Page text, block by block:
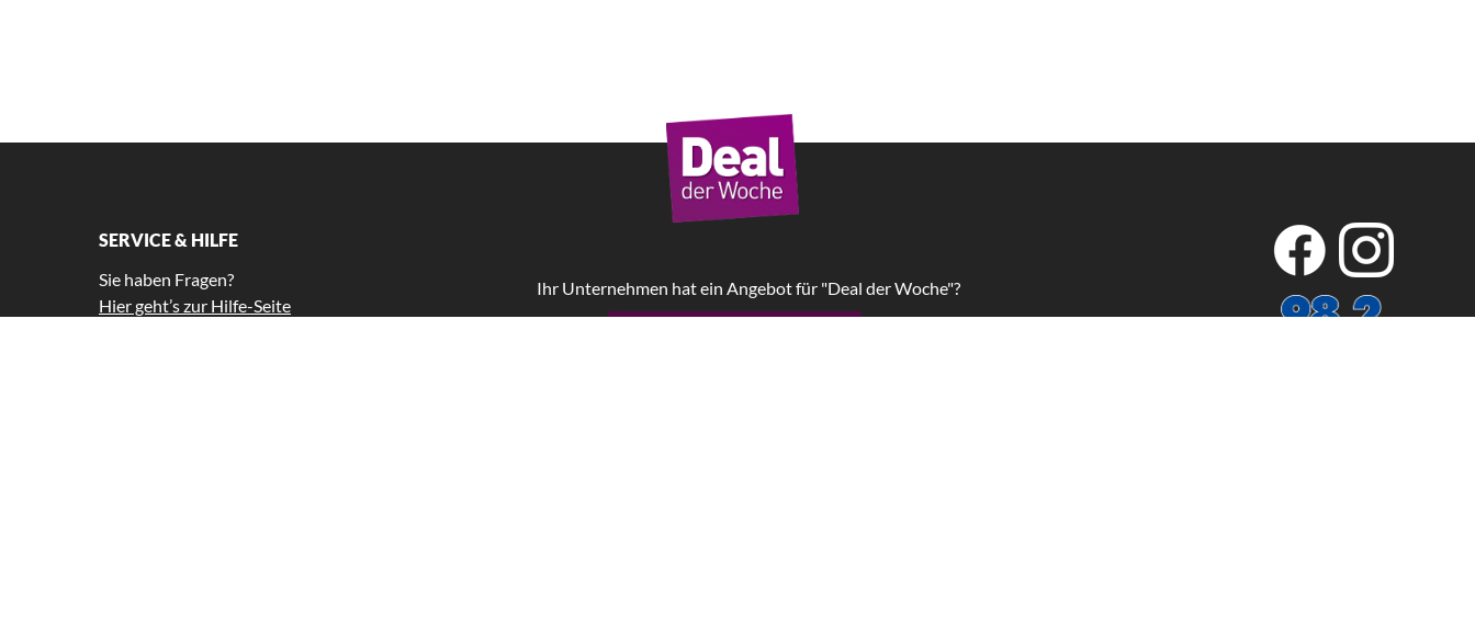
SERVICE & HILFE
Sie haben Fragen?
Hier geht’s zur Hilfe-Seite
Ihr Unternehmen hat ein Angebot für "Deal der Woche"?